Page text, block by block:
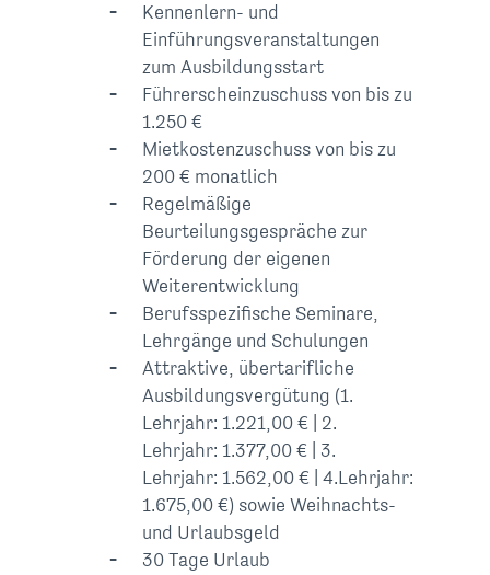
Kennenlern- und
Einführungsveranstaltungen
zum Ausbildungsstart
Führerscheinzuschuss von bis zu
1.250 €
Mietkostenzuschuss von bis zu
200 € monatlich
Regelmäßige
Beurteilungsgespräche zur
Förderung der eigenen
Weiterentwicklung
Berufsspezifische Seminare,
Lehrgänge und Schulungen
Attraktive, übertarifliche
Ausbildungsvergütung (1.
Lehrjahr: 1.221,00 € | 2.
Lehrjahr: 1.377,00 € | 3.
Lehrjahr: 1.562,00 € | 4.Lehrjahr:
1.675,00 €) sowie Weihnachts-
und Urlaubsgeld
30 Tage Urlaub